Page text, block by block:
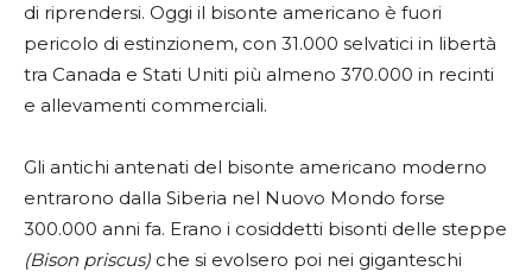
di riprendersi. Oggi il bisonte americano è fuori
pericolo di estinzionem, con 31.000 selvatici in libertà
tra Canada e Stati Uniti più almeno 370.000 in recinti
e allevamenti commerciali.
Gli antichi antenati del bisonte americano moderno
entrarono dalla Siberia nel Nuovo Mondo forse
300.000 anni fa. Erano i cosiddetti bisonti delle steppe
(Bison priscus) che si evolsero poi nei giganteschi